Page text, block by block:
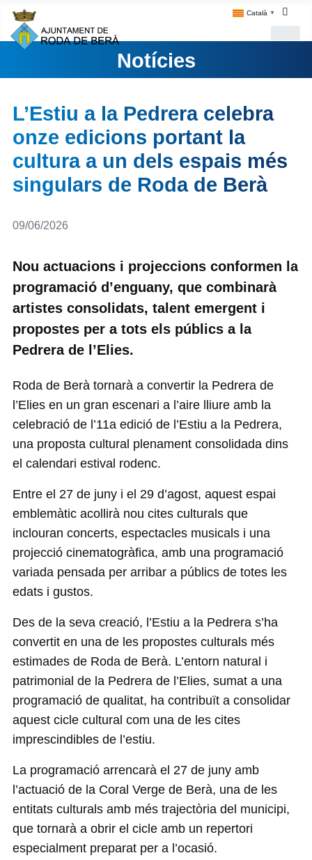
Català ▼
Notícies
L’Estiu a la Pedrera celebra
onze edicions portant la
cultura a un dels espais més
singulars de Roda de Berà
Detalls
09/06/2026
Nou actuacions i projeccions conformen la
programació d’enguany, que combinarà
artistes consolidats, talent emergent i
propostes per a tots els públics a la
Pedrera de l’Elies.
Roda de Berà tornarà a convertir la Pedrera de
l’Elies en un gran escenari a l’aire lliure amb la
celebració de l’11a edició de l’Estiu a la Pedrera,
una proposta cultural plenament consolidada dins
el calendari estival rodenc.
Entre el 27 de juny i el 29 d’agost, aquest espai
emblemàtic acollirà nou cites culturals que
inclouran concerts, espectacles musicals i una
projecció cinematogràfica, amb una programació
variada pensada per arribar a públics de totes les
edats i gustos.
Des de la seva creació, l’Estiu a la Pedrera s’ha
convertit en una de les propostes culturals més
estimades de Roda de Berà. L’entorn natural i
patrimonial de la Pedrera de l’Elies, sumat a una
programació de qualitat, ha contribuït a consolidar
aquest cicle cultural com una de les cites
imprescindibles de l’estiu.
La programació arrencarà el 27 de juny amb
l’actuació de la Coral Verge de Berà, una de les
entitats culturals amb més trajectòria del municipi,
que tornarà a obrir el cicle amb un repertori
especialment preparat per a l’ocasió.